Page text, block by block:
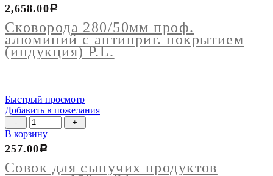
Сковорода 280/50мм проф.
алюминий с антиприг. покрытием
(индукция) P.L.
2,658.00Р
Быстрый просмотр
Добавить в пожелания
Количество
товара
Совок
для
сыпучих
В корзину
Совок для сыпучих продуктов
257.00Р